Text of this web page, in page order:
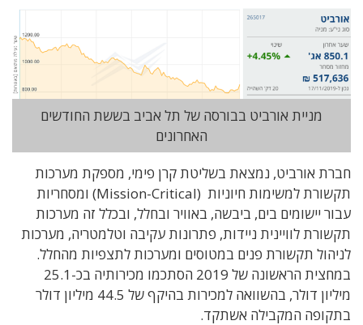
מניית אורביט בבורסה של תל אביב בששת החודשים
האחרונים
חברת אורביט, נמצאת בשליטת קרן פימי, מספקת מערכות
תקשורת למשימות חיוניות (Mission-Critical) ומסחריות
עבור יישומים בים, ביבשה, באוויר ובחלל, ובכלל זה מערכות
תקשורת לוויינית ניידות, פתרונות עקיבה וטלמטריה, מערכות
לניהול תקשורת פנים במטוסים ומערכות לתצפיות מהחלל.
במחצית הראשונה של 2019 הסתכמו מכירותיה בכ-25.1
מיליון דולר, בהשוואה למכירות בהיקף של 44.5 מיליון דולר
בתקופה המקבילה אשתקד.